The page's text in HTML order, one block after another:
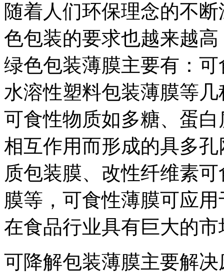
随着人们环保理念的不
色包装的要求也越来越
绿色包装薄膜主要有：
水溶性塑料包装薄膜等
可食性物质如多糖、蛋
相互作用而形成的具多
质包装膜、改性纤维素
膜等，可食性薄膜可应
在食品行业具有巨大的市
可降解包装薄膜主要解